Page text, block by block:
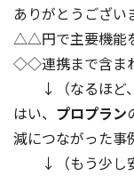
ありがとうござい
△△円で主要機能
◇◇連携まで含ま
↓（なるほど、
はい、 プロプラン
減につながった事
↓（もう少し安